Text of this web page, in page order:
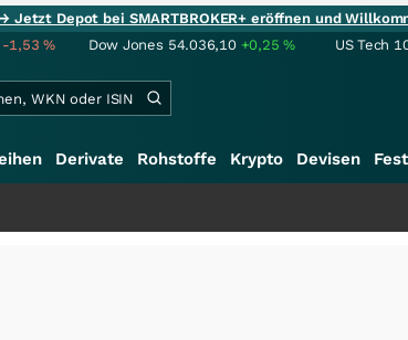
→ Jetzt Depot bei SMARTBROKER+ eröffnen und
-1,53% Dow Jones 54.036,10 +0,25% US Tech
Derivate Rohstoffe Krypto Devisen